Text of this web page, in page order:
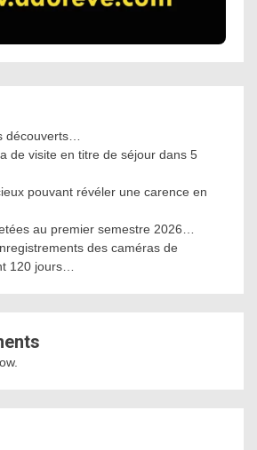
découverts…
de visite en titre de séjour dans 5
pouvant révéler une carence en
au premier semestre 2026…
des caméras de
120 jours…